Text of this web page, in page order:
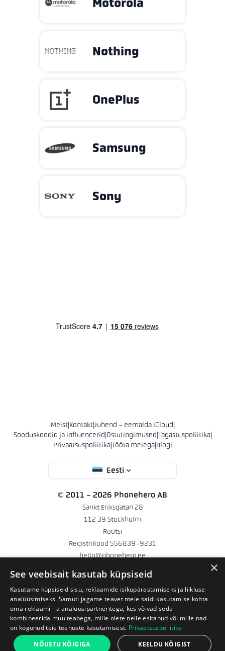
Nothing
OnePlus
Samsung
Sony
Meist|Kontakt|Juhend - eemalda iCloud|
Sooduskoodid ja influencerid|Ostutingimused|Tagastuspoliitika|
Privaatsuspoliitika|Tööta meiega|Blogi
Eesti
© 2011 - 2026 Phonehero AB
Sankt Eriksgatan 28
112 39 Stockholm
Rootsi
Registrikood 556839-9231
hello@phonehero.ee
+46 10 551 58 54· Tööpäeviti 8:30–16:30
Phonehero AB on Rootsis registreeritud Rootsi ettevõte (registrikood
556839-9231), mis haldab veebipoode mitmes Euroopa riigis. Kogu
kaubandus toimub kooskõlas Rootsi äriõiguse ja Euroopa Liidu
tarbijakaitseseadustega.
×
See veebisait kasutab küpsiseid
Kasutame küpsiseid sisu, reklaamide isikupärastamiseks ja liikluse
analüüsimiseks. Samuti jagame teavet meie saidi kasutamise kohta
oma reklaami- ja analüüsipartneritega, kes võivad seda
kombineerida muu teabega, mille olete neile esitanud või mille nad
on kogunud teie teenuste kasutamisest. Privaatsuspoliitika
NÕUSTU KÕIGIGA
KEELDU KÕIGIST